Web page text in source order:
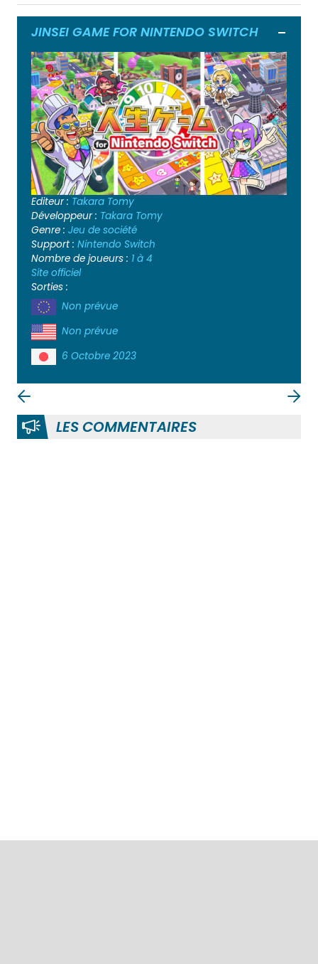
JINSEI GAME FOR NINTENDO SWITCH
Editeur : Takara Tomy
Développeur : Takara Tomy
Genre : Jeu de société
Support : Nintendo Switch
Nombre de joueurs : 1 à 4
Site officiel
Sorties :
Non prévue
Non prévue
6 Octobre 2023
LES COMMENTAIRES